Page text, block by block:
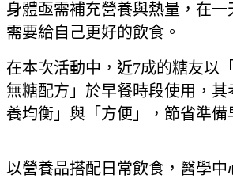
身體亟需補充營養與熱量，在一
需要給自己更好的飲食。
在本次活動中，近7成的糖友以
無糖配方」於早餐時段使用，其
養均衡」與「方便」，節省準備
以營養品搭配日常飲食，醫學